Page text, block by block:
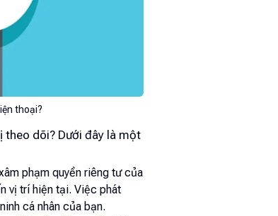
thoại?
theo dõi? Dưới đây là một
phạm quyền riêng tư của
vị trí hiện tại. Việc phát
cá nhân của bạn.